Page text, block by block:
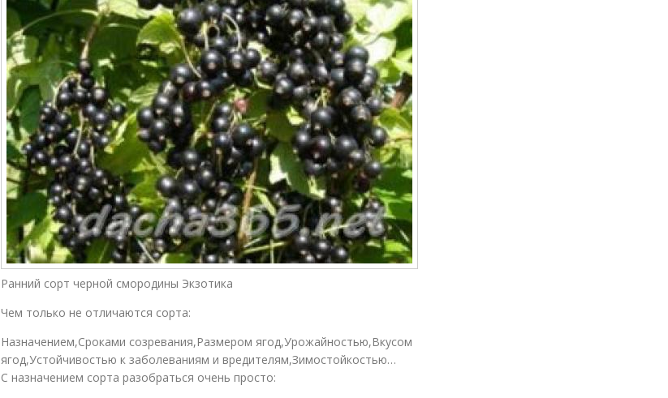
Ранний сорт черной смородины Экзотика
Чем только не отличаются сорта:
Назначением,Сроками созревания,Размером ягод,Урожайностью,Вкусом
ягод,Устойчивостью к заболеваниям и вредителям,Зимостойкостью…
С назначением сорта разобраться очень просто: